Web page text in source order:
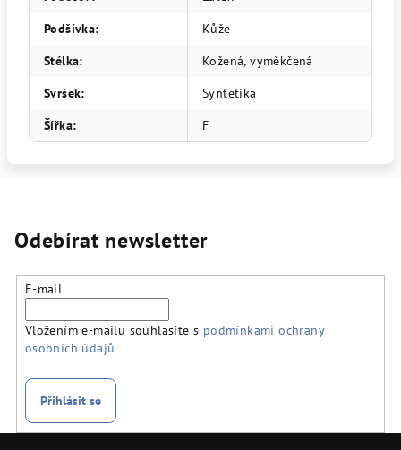
Podšívka:
Kůže
Stélka:
Kožená, vyměkčená
Svršek:
Syntetika
Šířka: F
Odebírat newsletter
E-mail
Vložením e-mailu souhlasíte s podmínkami ochrany
osobních údajů
Přihlásit se